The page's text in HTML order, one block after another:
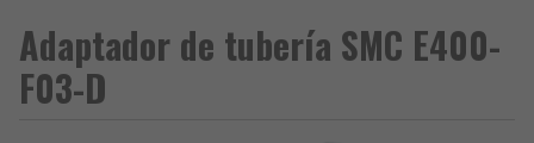
Adaptador de tubería SMC E400-
F03-D